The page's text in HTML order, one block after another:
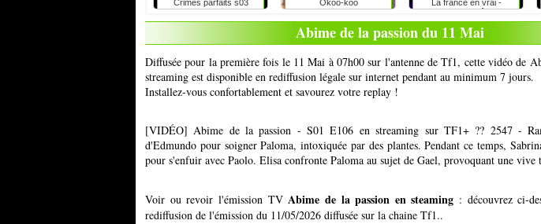
Crimes parfaits s03 Okoo-koo
La france en vrai -
provence alpes côte d'azur
Abime de la passion du 11 Mai
Diffusée pour la première fois le 11 Mai à 07h00 sur l'antenne de Tf1, cette vidéo de
streaming est disponible en rediffusion légale sur internet pendant au minimum 7 jours.
Installez-vous confortablement et savourez votre replay !
[VIDÉO] Abime de la passion - S01 E106 en streaming sur TF1+ ?? 2547 -
d'Edmundo pour soigner Paloma, intoxiquée par des plantes. Pendant ce temps,
pour s'enfuir avec Paolo. Elisa confronte Paloma au sujet de Gael, provoquant une vive
Voir ou revoir l'émission TVAbime de la passion en steaming : découvrez ci-
rediffusion de l'émission du 11/05/2026 diffusée sur la chaine Tf1..